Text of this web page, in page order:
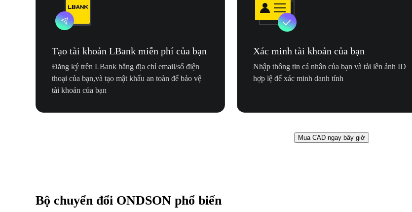
Tạo tài khoản LBank miễn phí của bạn
Đăng ký trên LBank bằng địa chỉ email/số điện
thoại của bạn,và tạo mật khẩu an toàn để bảo vệ
tài khoản của bạn
Xác minh tài khoản của bạn
Nhập thông tin cá nhân của bạn và tải lên ảnh ID
hợp lệ để xác minh danh tính
Mua CAD ngay bây giờ
Bộ chuyển đổi ONDSON phổ biến